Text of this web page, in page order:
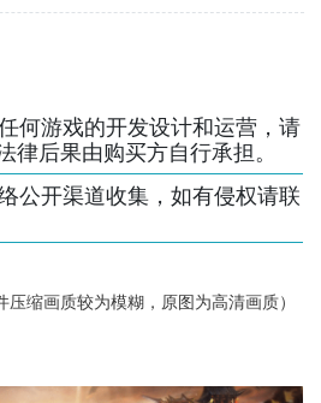
何游戏的开发设计和运营，请
律后果由购买方自行承担。
公开渠道收集，如有侵权请联
压缩画质较为模糊，原图为高清画质）